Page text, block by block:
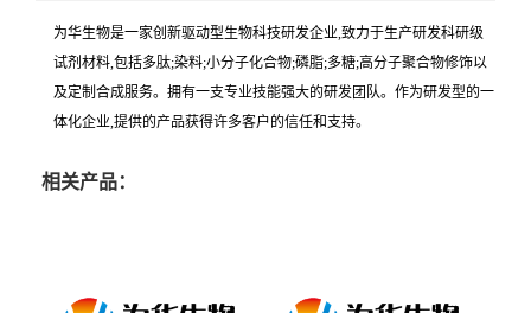
为华生物是一家创新驱动型生物科技研发企业,致力于生产研发科研级
试剂材料,包括多肽;染料;小分子化合物;磷脂;多糖;高分子聚合物修饰以
及定制合成服务。拥有一支专业技能强大的研发团队。作为研发型的一
体化企业,提供的产品获得许多客户的信任和支持。
相关产品：